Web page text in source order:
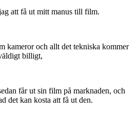
att få ut mitt manus till film.
kameror och allt det tekniska kommer
billigt,
får ut sin film på marknaden, och
det kan kosta att få ut den.